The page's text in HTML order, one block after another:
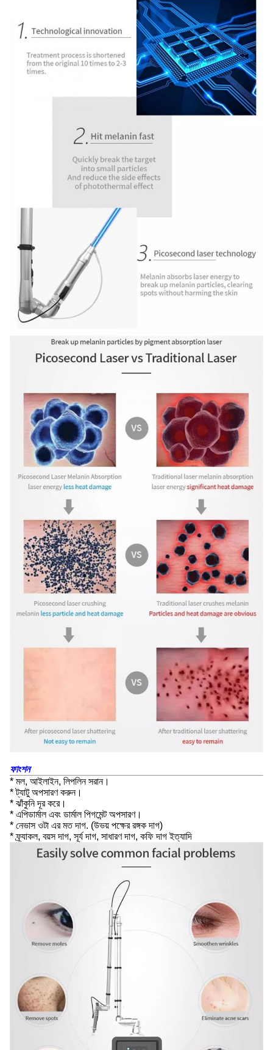
ফাংশন
* মল, আইলাইন, লিপলিন সরান।
* ট্যাটু অপসারণ করুন।
* ঝাঁকুনি দূর করে।
* এপিডার্মাল এবং ডার্মাল পিগমেন্ট অপসারণ।
* নেভাস ওটা এর মত দাগ. (উভয় পক্ষের রঙ্গক দাগ)
* ফ্র্যাকল, বয়স দাগ, সূর্য দাগ, সাধারণ দাগ, কফি দাগ ইত্যাদি